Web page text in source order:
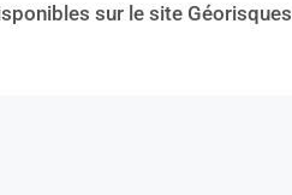
sur le site Géorisques